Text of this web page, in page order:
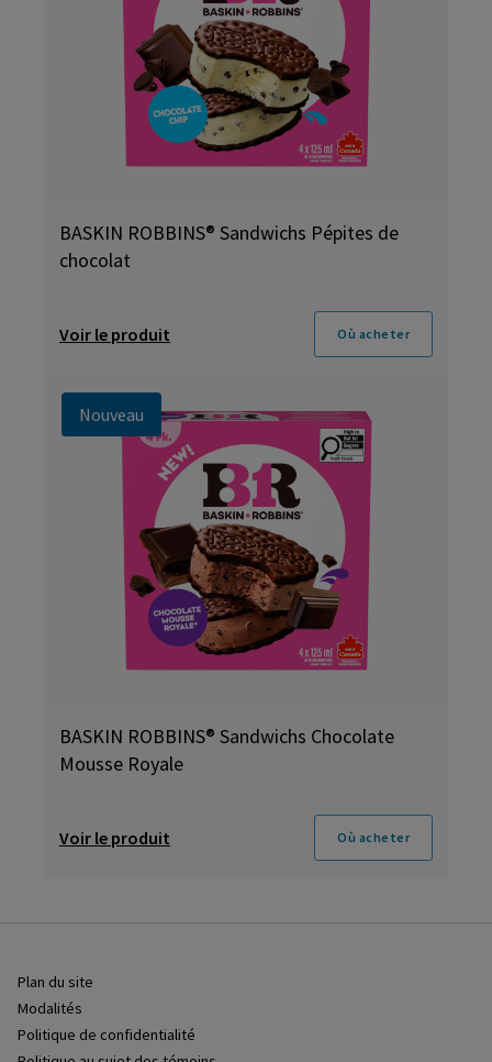
BASKIN ROBBINS® Sandwichs Pépites de
chocolat
Voir le produit Où acheter
Nouveau
BASKIN ROBBINS® Sandwichs Chocolate
Mousse Royale
Voir le produit Où acheter
Plan du site
Modalités
Politique de confidentialité